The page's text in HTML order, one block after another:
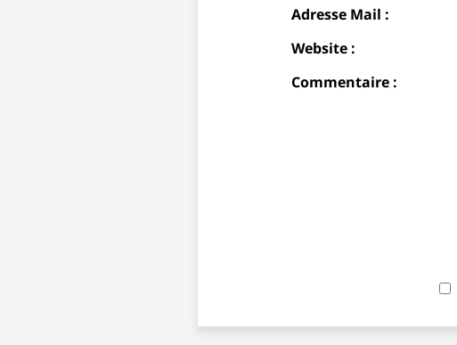
Adresse Mail :
Website :
Commentaire :